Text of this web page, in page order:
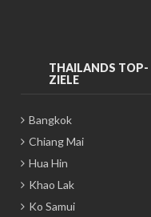
THAILANDS TOP-
ZIELE
Bangkok
Chiang Mai
Hua Hin
Khao Lak
Ko Samui